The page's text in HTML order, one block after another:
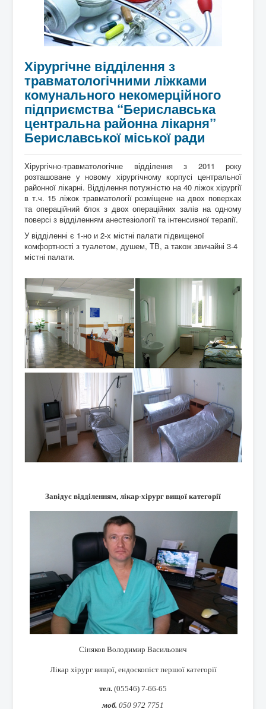
Хірургічне відділення з
травматологічними ліжками
комунального некомерційного
підприємства “Бериславська
центральна районна лікарня”
Бериславської міської ради
Хірургічно-травматологічне відділення з 2011 року
розташоване у новому хірургічному корпусі центральної
районної лікарні. Відділення потужністю на 40 ліжок хірургії
в т.ч. 15 ліжок травматології розміщене на двох поверхах
та операційний блок з двох операційних залів на одному
поверсі з відділенням анестезіології та інтенсивної терапії.
У відділенні є 1-но и 2-х містні палати підвищеної
комфортності з туалетом, душем, ТВ, а також звичайні 3-4
містні палати.
Завідує відділенням, лікар-хірург вищої категорії
Сіняков Володимир Васильович
Лікар хірург вищої, ендоскопіст першої категорії
тел. (05546) 7-66-65
моб. 050 972 7751